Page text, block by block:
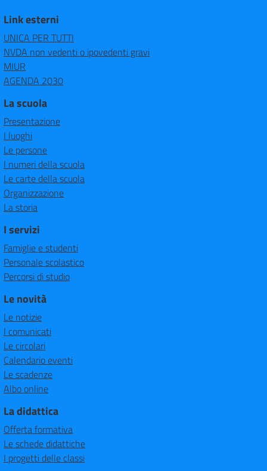
Link esterni
UNICA PER TUTTI
NVDA non vedenti o ipovedenti gravi
MIUR
AGENDA 2030
La scuola
Presentazione
I luoghi
Le persone
I numeri della scuola
Le carte della scuola
Organizzazione
La storia
I servizi
Famiglie e studenti
Personale scolastico
Percorsi di studio
Le novità
Le notizie
I comunicati
Le circolari
Calendario eventi
Le scadenze
Albo online
La didattica
Offerta formativa
Le schede didattiche
I progetti delle classi